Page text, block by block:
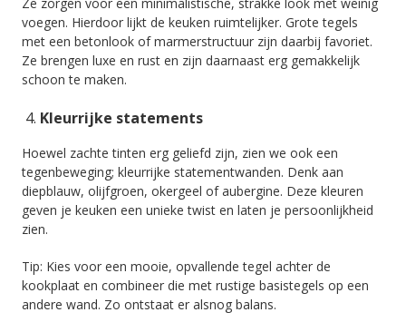
voegen. Hierdoor lijkt de keuken ruimtelijker. Grote tegels
met een betonlook of marmerstructuur zijn daarbij favoriet.
Ze brengen luxe en rust en zijn daarnaast erg gemakkelijk
schoon te maken.
Kleurrijke statements
Hoewel zachte tinten erg geliefd zijn, zien we ook een
tegenbeweging; kleurrijke statementwanden. Denk aan
diepblauw, olijfgroen, okergeel of aubergine. Deze kleuren
geven je keuken een unieke twist en laten je persoonlijkheid
zien.
Tip: Kies voor een mooie, opvallende tegel achter de
kookplaat en combineer die met rustige basistegels op een
andere wand. Zo ontstaat er alsnog balans.